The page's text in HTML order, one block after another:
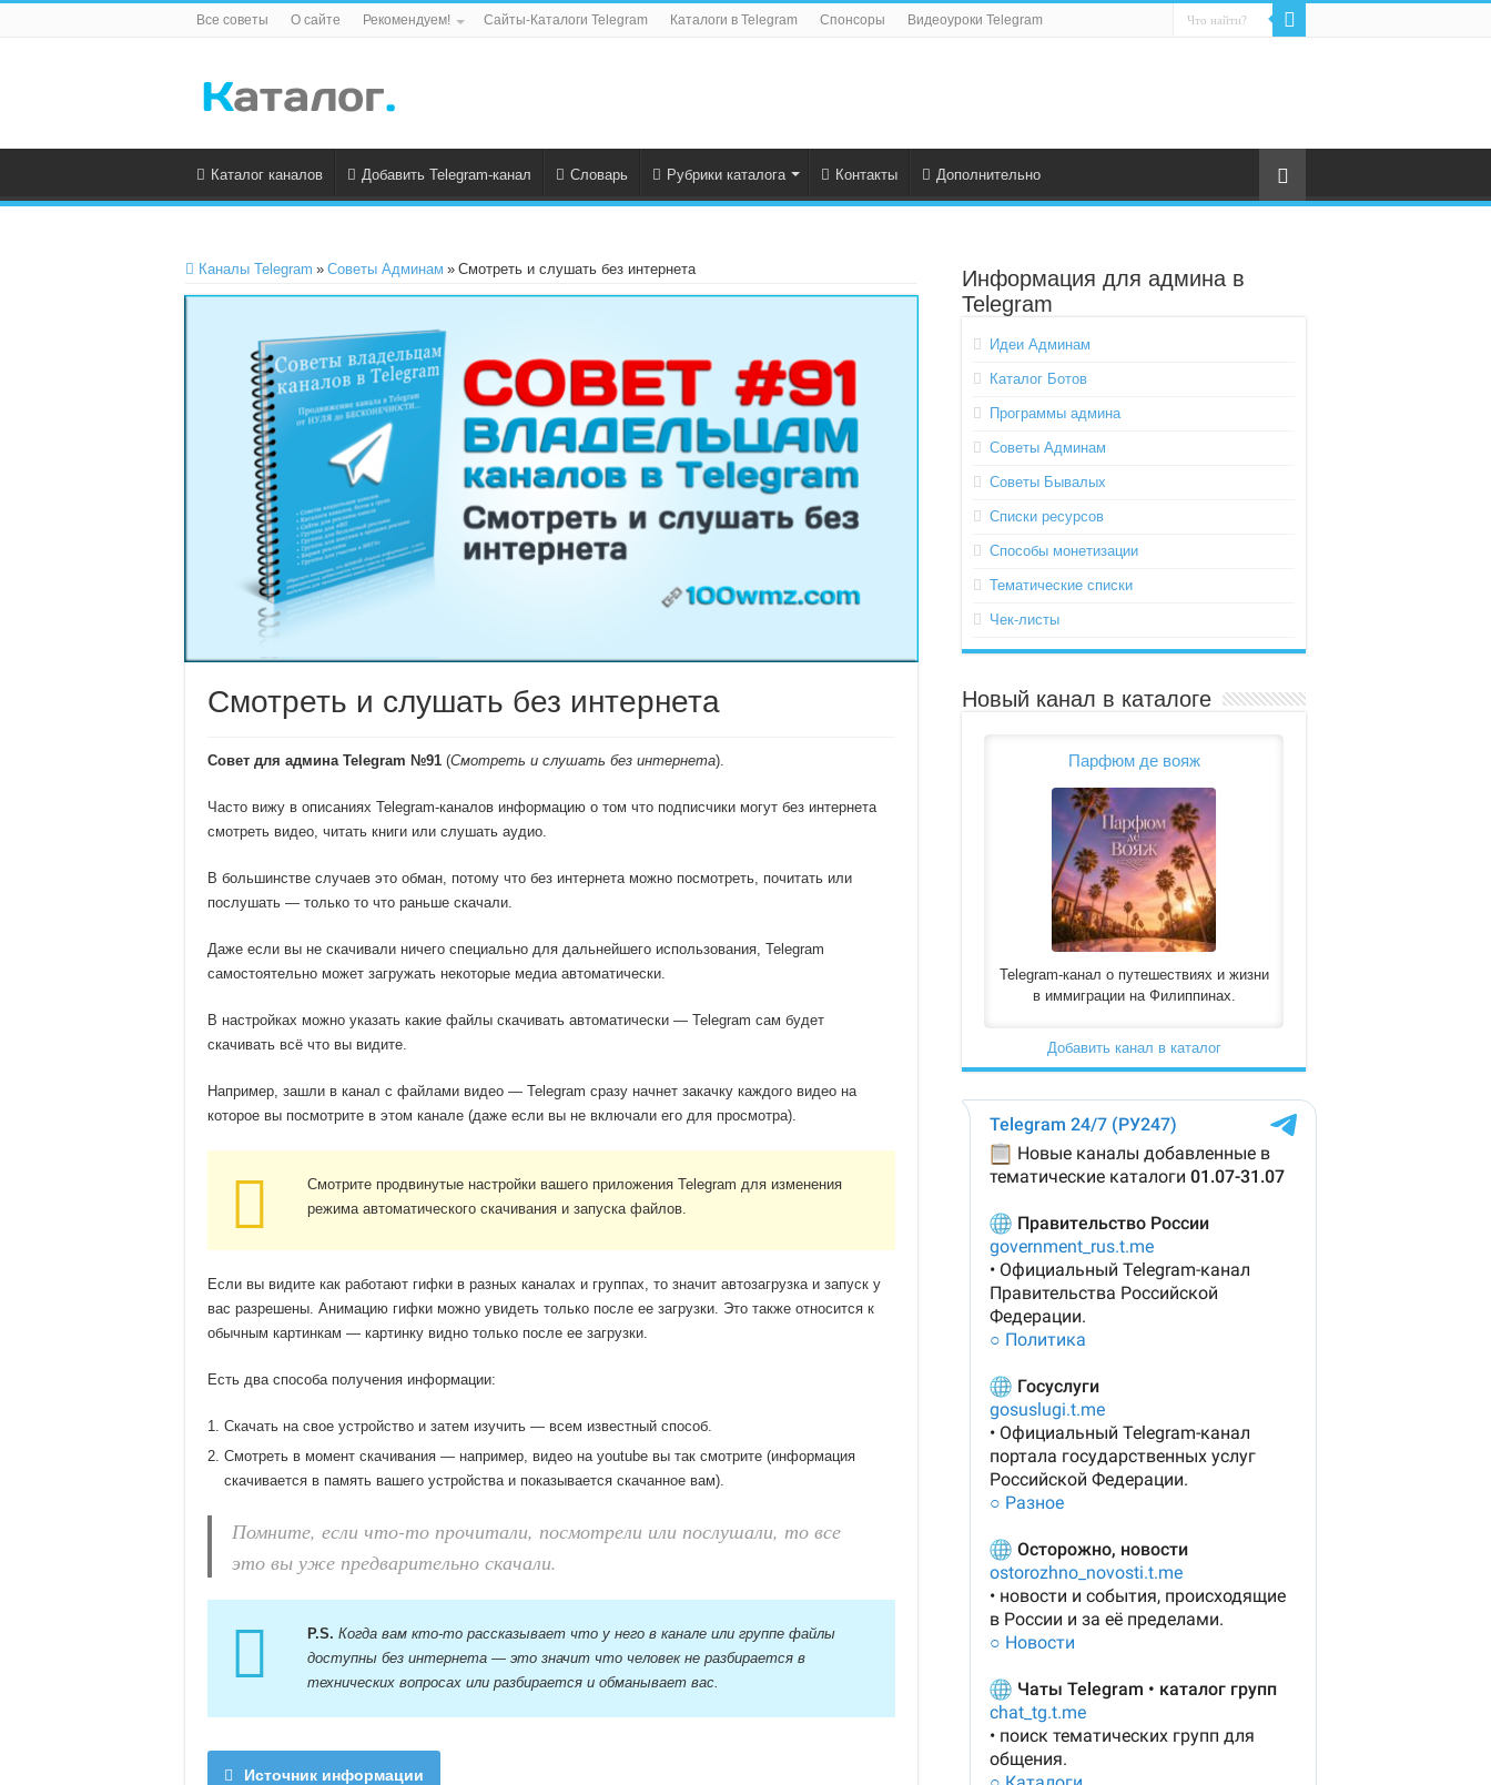
Все советы О сайте Рекомендуем! Сайты-Каталоги Telegram Каталоги в Telegram Спонсоры Видеоуроки Telegram
Каталог каналов Добавить Telegram-канал Словарь Рубрики каталога Контакты Дополнительно
Каналы Telegram » Советы Админам » Смотреть и слушать без интернета
Смотреть и слушать без интернета
Совет для админа Telegram №91 (Смотреть и слушать без интернета).
Часто вижу в описаниях Telegram-каналов информацию о том что подписчики могут без интернета
смотреть видео, читать книги или слушать аудио.
В большинстве случаев это обман, потому что без интернета можно посмотреть, почитать или
послушать — только то что раньше скачали.
Даже если вы не скачивали ничего специально для дальнейшего использования, Telegram
самостоятельно может загружать некоторые медиа автоматически.
В настройках можно указать какие файлы скачивать автоматически — Telegram сам будет
скачивать всё что вы видите.
Например, зашли в канал с файлами видео — Telegram сразу начнет закачку каждого видео на
которое вы посмотрите в этом канале (даже если вы не включали его для просмотра).
Смотрите продвинутые настройки вашего приложения Telegram для изменения
режима автоматического скачивания и запуска файлов.
Если вы видите как работают гифки в разных каналах и группах, то значит автозагрузка и запуск у
вас разрешены. Анимацию гифки можно увидеть только после ее загрузки. Это также относится к
обычным картинкам — картинку видно только после ее загрузки.
Есть два способа получения информации:
Скачать на свое устройство и затем изучить — всем известный способ.
Смотреть в момент скачивания — например, видео на youtube вы так смотрите (информация
скачивается в память вашего устройства и показывается скачанное вам).
Помните, если что-то прочитали, посмотрели или послушали, то все
это вы уже предварительно скачали.
P.S. Когда вам кто-то рассказывает что у него в канале или группе файлы
доступны без интернета — это значит что человек не разбирается в
технических вопросах или разбирается и обманывает вас.
Источник информации
Информация для админа в
Telegram
Идеи Админам
Каталог Ботов
Программы админа
Советы Админам
Советы Бывалых
Списки ресурсов
Способы монетизации
Тематические списки
Чек-листы
Новый канал в каталоге
Парфюм де вояж
Telegram-канал о путешествиях и жизни
в иммиграции на Филиппинах.
Добавить канал в каталог